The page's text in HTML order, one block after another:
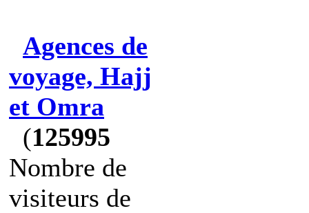
Agences de
voyage, Hajj
et Omra
(125995
Nombre de
visiteurs de